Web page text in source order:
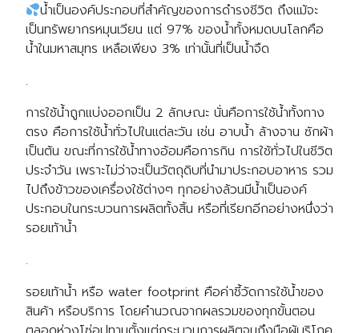
น้ำเป็นองค์ประกอบที่สำคัญของการดำรงชีวิต ถึงแม้จะ
เป็นทรัพยากรหมุนเวียน แต่ 97% ของน้ำทั้งหมดบนโลกคือ
น้ำในมหาสมุทร เหลือเพียง 3% เท่านั้นที่เป็นน้ำจืด
.
การใช้น้ำถูกแบ่งออกเป็น 2 ลักษณะ นั่นคือการใช้น้ำทั้งทาง
ตรง คือการใช้น้ำทั่วไปในแต่ละวัน เช่น อาบน้ำ ล้างจาน ซักผ้า
เป็นต้น ขณะที่การใช้น้ำทางอ้อมคือการกิน การใช้ทั่วไปในชีวิต
ประจำวัน เพราะไม่ว่าจะเป็นวัตถุดิบที่นำมาประกอบอาหาร รวม
ไปถึงข้าวของเครื่องใช้ต่างๆ ทุกอย่างล้วนมีน้ำเป็นองค์
ประกอบในกระบวนการผลิตทั้งสิ้น หรือที่เรียกอีกอย่างหนึ่งว่า
รอยเท้าน้ำ
.
รอยเท้าน้ำ หรือ water footprint คือค่าชี้วัดการใช้น้ำของ
สินค้า หรือบริการ โดยคำนวณจากผลรวมของทุกขั้นตอน